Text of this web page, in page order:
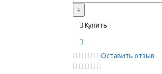
+
Купить
Оставить отзыв